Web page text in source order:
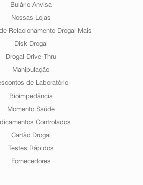
Bulário Anvisa
Nossas Lojas
Relacionamento Drogal Mais
Disk Drogal
Drogal Drive-Thru
Manipulação
de Laboratório
Bioimpedância
Momento Saúde
Controlados
Cartão Drogal
Testes Rápidos
Fornecedores